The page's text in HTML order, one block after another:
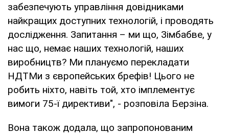
забезпечують управління довідниками
найкращих доступних технологій, і проводять
дослідження. Запитання – ми що, Зімбабве, у
нас що, немає наших технологій, наших
виробництв? Ми плануємо перекладати
НДТМи з європейських брефів! Цього не
робить ніхто, навіть той, хто імплементує
вимоги 75-ї директиви", - розповіла Берзіна.
Вона також додала, що запропонованим